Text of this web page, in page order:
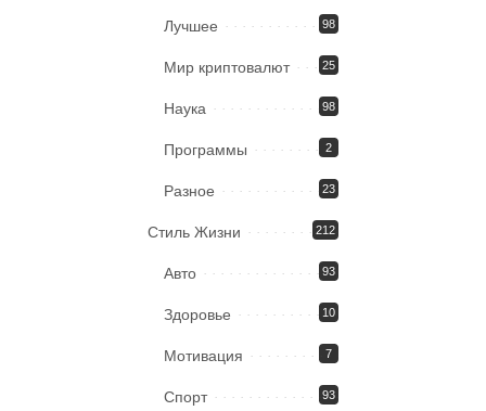
Лучшее 98
Мир криптовалют 25
Наука 98
Программы 2
Разное 23
Стиль Жизни 212
Авто 93
Здоровье 10
Мотивация 7
Спорт 93